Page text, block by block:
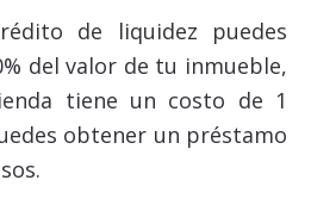
de liquidez puedes
del valor de tu inmueble,
tiene un costo de 1
obtener un préstamo